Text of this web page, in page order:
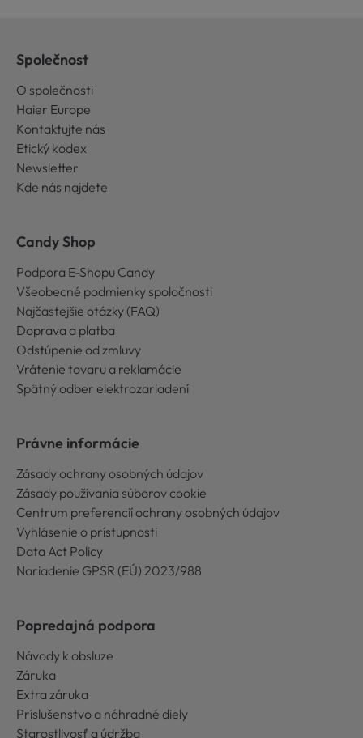
Společnost
O společnosti
Haier Europe
Kontaktujte nás
Etický kodex
Newsletter
Kde nás najdete
Candy Shop
Podpora E-Shopu Candy
Všeobecné podmienky spoločnosti
Najčastejšie otázky (FAQ)
Doprava a platba
Odstúpenie od zmluvy
Vrátenie tovaru a reklamácie
Spätný odber elektrozariadení
Právne informácie
Zásady ochrany osobných údajov
Zásady používania súborov cookie
Centrum preferencií ochrany osobných údajov
Vyhlásenie o prístupnosti
Data Act Policy
Nariadenie GPSR (EÚ) 2023/988
Popredajná podpora
Návody k obsluze
Záruka
Extra záruka
Príslušenstvo a náhradné diely
Starostlivosť a údržba